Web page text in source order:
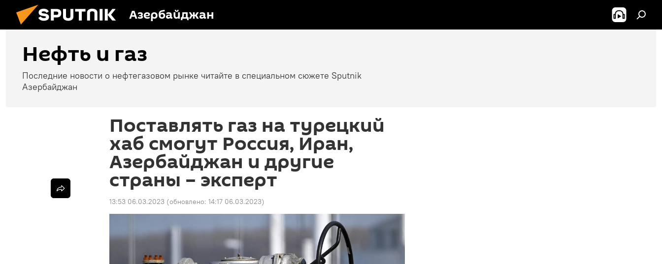
Азербайджан
Нефть и газ
Последние новости о нефтегазовом рынке читайте в специальном сюжете Sputnik
Азербайджан
Поставлять газ на турецкий
хаб смогут Россия, Иран,
Азербайджан и другие
страны – эксперт
13:53 06.03.2023 (обновлено: 14:17 06.03.2023)